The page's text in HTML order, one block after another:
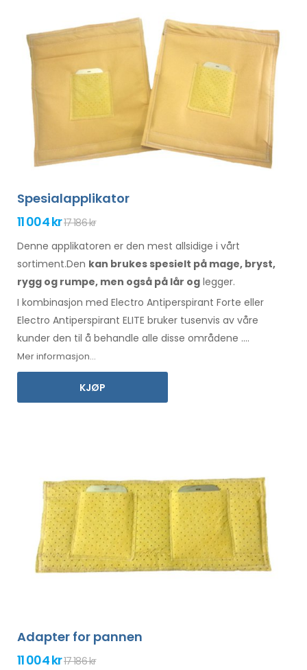
Spesialapplikator
11 004 kr17 186 kr
Denne applikatoren er den mest allsidige i vårt
sortiment.Den kan brukes spesielt på mage, bryst,
rygg og rumpe, men også på lår og legger.
I kombinasjon med Electro Antiperspirant Forte eller
Electro Antiperspirant ELITE bruker tusenvis av våre
kunder den til å behandle alle disse områdene .
Bruksanvisning på ditt eget språk
Mer informasjon...
KJØP
Adapter for pannen
11 004 kr17 186 kr